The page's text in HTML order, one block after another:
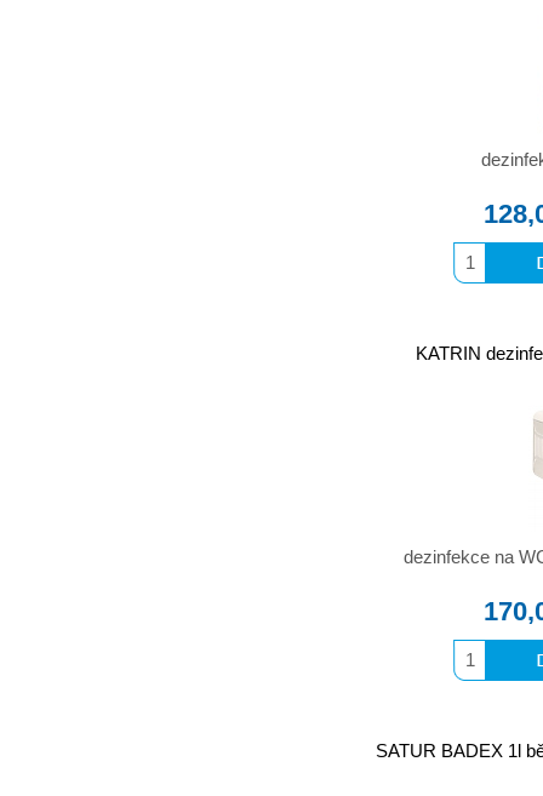
KATRIN
dezinfekce na
SATUR BADEX 1l